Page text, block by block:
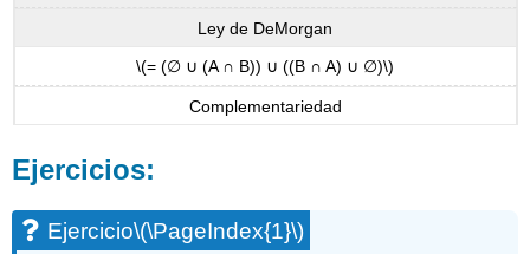
Ley de DeMorgan
\(= (∅ ∪ (A ∩ B)) ∪ ((B ∩ A) ∪ ∅)\)
Complementariedad
Ejercicios:
Ejercicio\(\PageIndex{1}\)